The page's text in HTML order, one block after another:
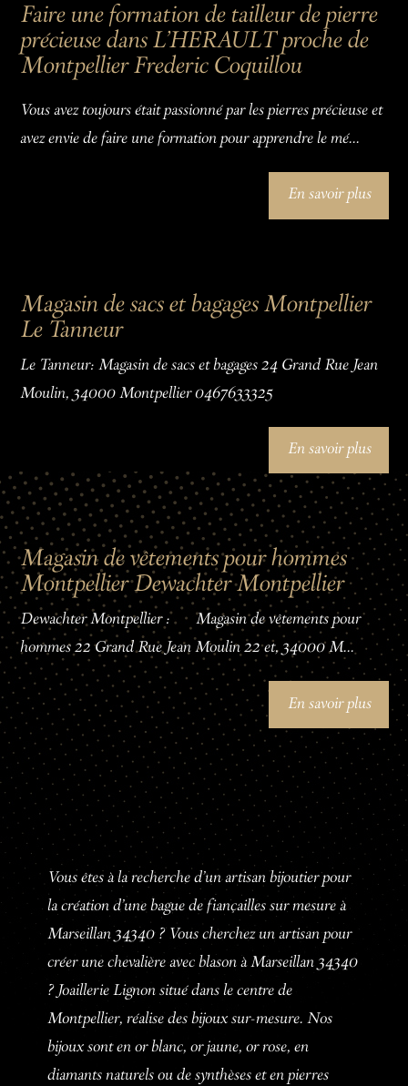
Faire une formation de tailleur de pierre
précieuse dans L'HERAULT proche de
Montpellier Frederic Coquillou
Vous avez toujours était passionné par les pierres précieuse et
avez envie de faire une formation pour apprendre le mé...
En savoir plus
Magasin de sacs et bagages Montpellier
Le Tanneur
Le Tanneur: Magasin de sacs et bagages 24 Grand Rue Jean
Moulin, 34000 Montpellier 0467633325
En savoir plus
Magasin de vêtements pour hommes
Montpellier Dewachter Montpellier
Dewachter Montpellier : Magasin de vêtements pour
hommes 22 Grand Rue Jean Moulin 22 et, 34000 M...
En savoir plus
Vous êtes à la recherche d'un artisan bijoutier pour
la création d'une bague de fiançailles sur mesure à
Marseillan 34340 ? Vous cherchez un artisan pour
créer une chevalière avec blason à Marseillan 34340
? Joaillerie Lignon situé dans le centre de
Montpellier, réalise des bijoux sur-mesure. Nos
bijoux sont en or blanc, or jaune, or rose, en
diamants naturels ou de synthèses et en pierres